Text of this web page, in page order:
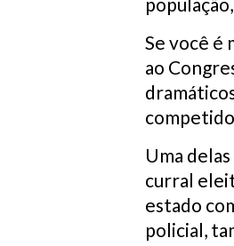
Se você é
ao
Uma
curral
estado
policial,